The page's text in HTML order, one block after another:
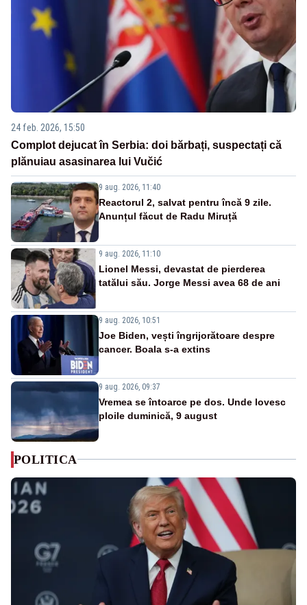
24 feb. 2026, 15:50
Complot dejucat în Serbia: doi bărbați, suspectați că
plănuiau asasinarea lui Vučić
9 aug. 2026, 11:40
Reactorul 2, salvat pentru încă 9 zile.
Anunțul făcut de Radu Miruță
9 aug. 2026, 11:10
Lionel Messi, devastat de pierderea
tatălui său. Jorge Messi avea 68 de ani
9 aug. 2026, 10:51
Joe Biden, vești îngrijorătoare despre
cancer. Boala s-a extins
9 aug. 2026, 09:37
Vremea se întoarce pe dos. Unde lovesc
ploile duminică, 9 august
POLITICA